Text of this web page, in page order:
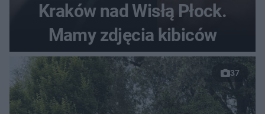
Kraków nad Wisłą Płock.
Mamy zdjęcia kibiców
37